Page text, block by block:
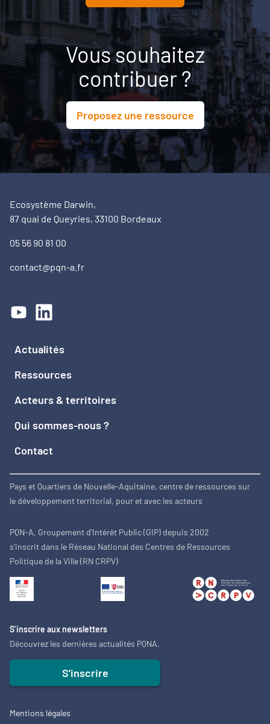
Vous souhaitez
contribuer ?
Proposez une ressource
Ecosystème Darwin,
87 quai de Queyries, 33100 Bordeaux
05 56 90 81 00
contact@pqn-a.fr
Actualités
Ressources
Acteurs & territoires
Qui sommes-nous ?
Contact
Pays et Quartiers de Nouvelle-Aquitaine, centre de ressources sur
le développement territorial, pour et avec les acteurs
PQN-A, Groupement d'Intérêt Public (GIP) depuis 2002
s'inscrit dans le Réseau National des Centres de Ressources
Politique de la Ville (RN CRPV)
S’inscrire aux newsletters
Découvrez les dernières actualités PQNA.
S'inscrire
Mentions légales